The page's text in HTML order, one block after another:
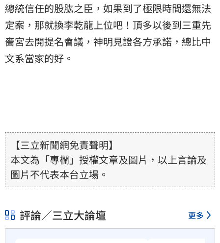
總統信任的股肱之臣，如果到了極限時間還無法
定案，那就換李乾龍上位吧！頂多以後到三重先
嗇宮去開提名會議，神明見證各方承諾，總比中
文系當家的好。
【三立新聞網免責聲明】
本文為「專欄」授權文章及圖片，以上言論及
圖片不代表本台立場。
評論／三立大論壇 更多